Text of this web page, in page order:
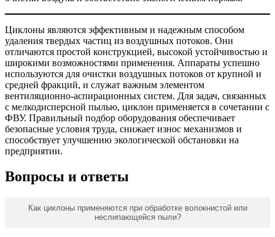
Циклоны являются эффективным и надежным способом
удаления твердых частиц из воздушных потоков. Они
отличаются простой конструкцией, высокой устойчивостью и
широкими возможностями применения. Аппараты успешно
используются для очистки воздушных потоков от крупной и
средней фракций, и служат важным элементом
вентиляционно-аспирационных систем. Для задач, связанных
с мелкодисперсной пылью, циклон применяется в сочетании с
ФВУ. Правильный подбор оборудования обеспечивает
безопасные условия труда, снижает износ механизмов и
способствует улучшению экологической обстановки на
предприятии.
Вопросы и ответы
Как циклоны применяются при обработке волокнистой или
неслипающейся пыли?